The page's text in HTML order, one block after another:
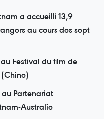
a accueilli 13,9
au cours des sept
Festival du film de
(Chine)
Partenariat
Australie